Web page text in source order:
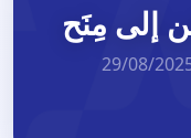
إلى مِنَح
29/08/